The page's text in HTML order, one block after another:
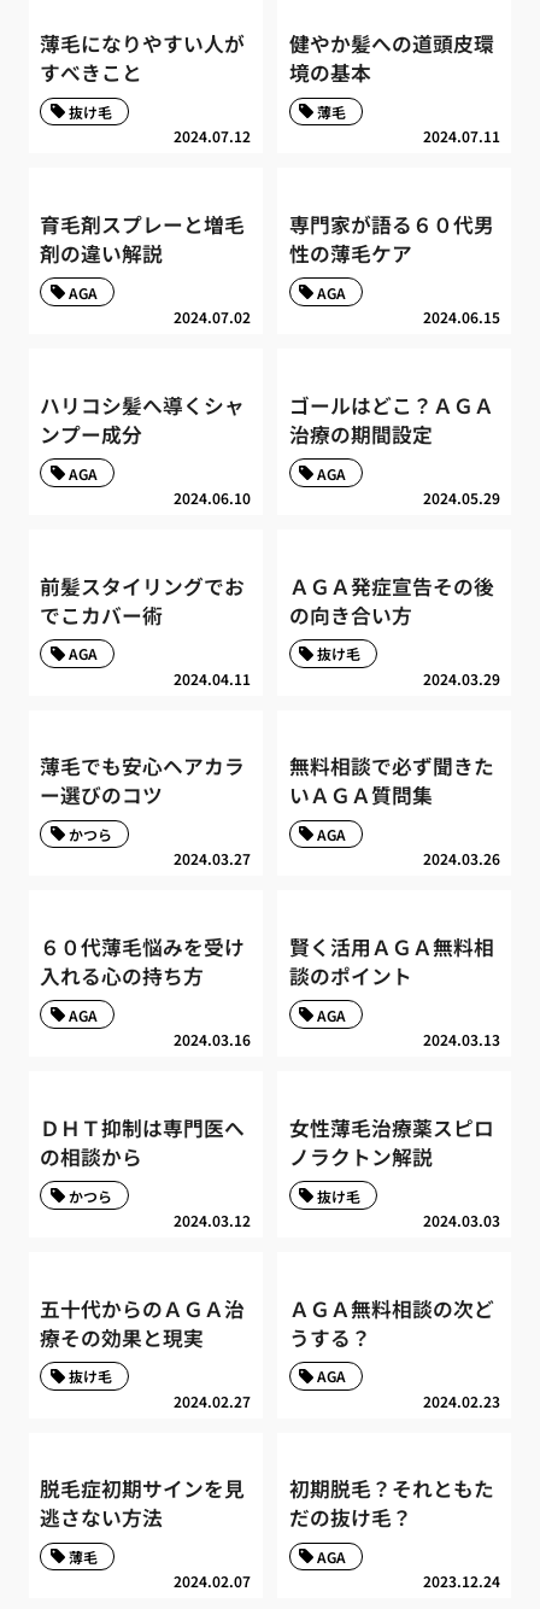
薄毛になりやすい人が
すべきこと
2024.07.12
抜け毛
健やか髪への道頭皮環
境の基本
2024.07.11
薄毛
育毛剤スプレーと増毛
剤の違い解説
2024.07.02
AGA
専門家が語る６０代男
性の薄毛ケア
2024.06.15
AGA
ハリコシ髪へ導くシャ
ンプー成分
2024.06.10
AGA
ゴールはどこ？ＡＧＡ
治療の期間設定
2024.05.29
AGA
前髪スタイリングでお
でこカバー術
2024.04.11
AGA
ＡＧＡ発症宣告その後
の向き合い方
2024.03.29
抜け毛
薄毛でも安心ヘアカラ
ー選びのコツ
2024.03.27
かつら
無料相談で必ず聞きた
いＡＧＡ質問集
2024.03.26
AGA
６０代薄毛悩みを受け
入れる心の持ち方
2024.03.16
AGA
賢く活用ＡＧＡ無料相
談のポイント
2024.03.13
AGA
ＤＨＴ抑制は専門医へ
の相談から
2024.03.12
かつら
女性薄毛治療薬スピロ
ノラクトン解説
2024.03.03
抜け毛
五十代からのＡＧＡ治
療その効果と現実
2024.02.27
抜け毛
ＡＧＡ無料相談の次ど
うする？
2024.02.23
AGA
脱毛症初期サインを見
逃さない方法
2024.02.07
薄毛
初期脱毛？それともた
だの抜け毛？
2023.12.24
AGA